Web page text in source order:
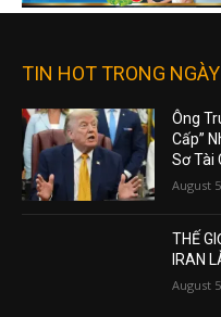
TIN HOT TRONG NGÀY
Ông
Cấp”
Sơ Tài
August
THẾ
IRAN
August